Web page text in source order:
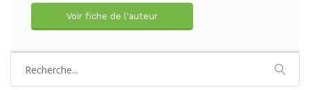
Voir fiche de l'auteur